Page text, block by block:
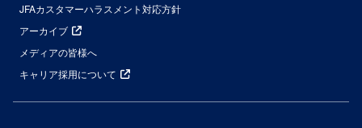
JFAカスタマーハラスメント対応方針
アーカイブ
メディアの皆様へ
キャリア採用について